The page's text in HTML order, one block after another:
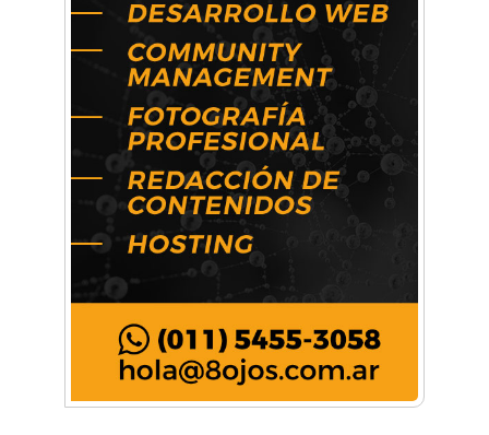
Artística Veral
BAIC Ramos Mejía
Brisé Estudio de Danzas
Buenos Aires Equipar